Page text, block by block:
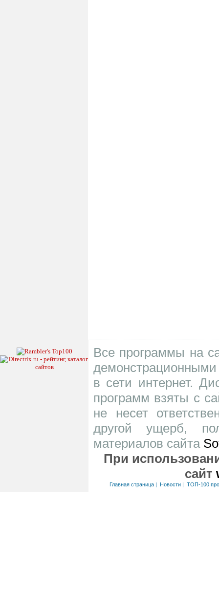
Все программы на
в сети интернет.
программ взяты с
не несет
другой ущерб,
материалов сайта
При
сайт
Главная страница| Новости| ТОП-100